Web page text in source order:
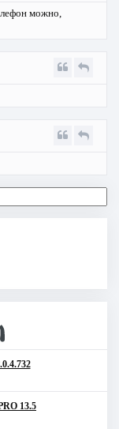
можно,
13.5